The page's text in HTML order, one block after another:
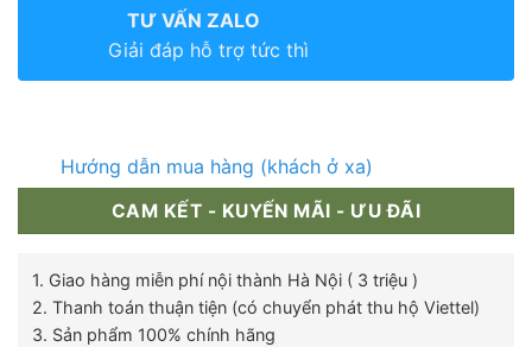
TƯ VẤN ZALO
Giải đáp hỗ trợ tức thì
Hướng dẫn mua hàng (khách ở xa)
CAM KẾT - KUYẾN MÃI - ƯU ĐÃI
1. Giao hàng miễn phí nội thành Hà Nội ( 3 triệu )
2. Thanh toán thuận tiện (có chuyển phát thu hộ Viettel)
3. Sản phẩm 100% chính hãng